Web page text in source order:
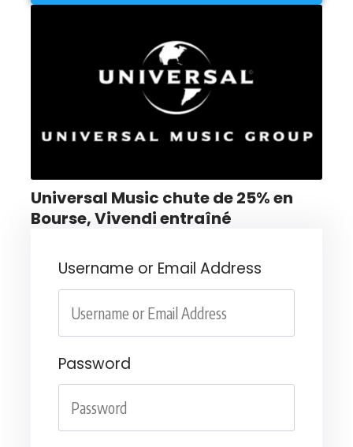
Universal Music chute de 25% en
Bourse, Vivendi entraîné
Username or Email Address
Password